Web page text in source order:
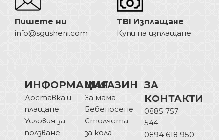
Пишете ни
info@sgusheni.com
TBI Изплащане
Купи на изплащане
ИНФОРМАЦИЯ
Доставка и
плащане
Условия за
ползване
МАГАЗИН
За мама
Бебеносене
Столчета
за кола
ЗА
КОНТАКТИ
0885 757
544
0894 618 950